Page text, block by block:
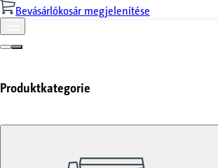
Bevásárlókosár megjelenítése
Produktkategorie